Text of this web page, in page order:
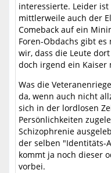
interessierte. Leider
mittlerweile auch der
Comeback auf ein
Foren-Obdachs gibt
wir, dass die Leute
doch irgend ein Kaiser
Was die
da, wenn auch nicht
sich in der lordlosen
Persönlichkeiten
Schizophrenie
der selben "Identitäts-
kommt ja noch dieser
vorbei.